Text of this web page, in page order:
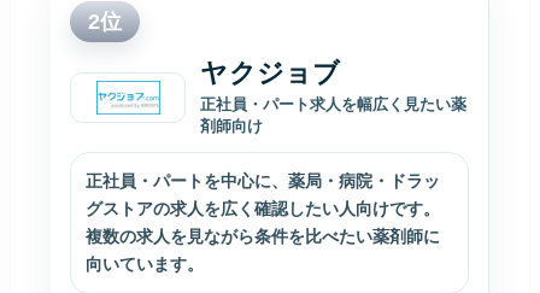
2位
ヤクジョブ
正社員・パート求人を幅広く見たい薬
剤師向け
正社員・パートを中心に、薬局・病院・ドラッ
グストアの求人を広く確認したい人向けです。
複数の求人を見ながら条件を比べたい薬剤師に
向いています。